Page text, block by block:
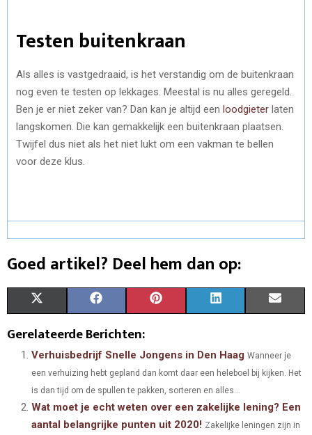
Testen buitenkraan
Als alles is vastgedraaid, is het verstandig om de buitenkraan
nog even te testen op lekkages. Meestal is nu alles geregeld.
Ben je er niet zeker van? Dan kan je altijd een loodgieter laten
langskomen. Die kan gemakkelijk een buitenkraan plaatsen.
Twijfel dus niet als het niet lukt om een vakman te bellen
voor deze klus.
Goed artikel? Deel hem dan op:
A
R
O
T
W
T
A
R
O
C
E
O
R
O
N
T
R
R
O
N
K
E
D
R
O
I
L
Gerelateerde Berichten:
Verhuisbedrijf Snelle Jongens in Den Haag Wanneer je
een verhuizing hebt gepland dan komt daar een heleboel bij kijken. Het
is dan tijd om de spullen te pakken, sorteren en alles...
Wat moet je echt weten over een zakelijke lening? Een
aantal belangrijke punten uit 2020! Zakelijke leningen zijn in